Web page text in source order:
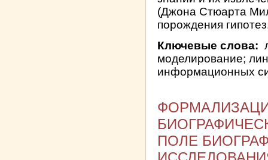
(Джона Стюарта
порождения
Ключевые слова:
моделирование;
информационных
ПОЛЕ